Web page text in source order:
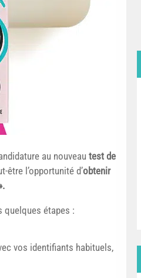
au nouveau test de
être l’opportunité d’obtenir
quelques étapes :
vos identifiants habituels,